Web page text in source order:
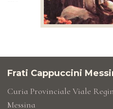
Frati Cappuccini
Curia Provinciale Viale
Messina